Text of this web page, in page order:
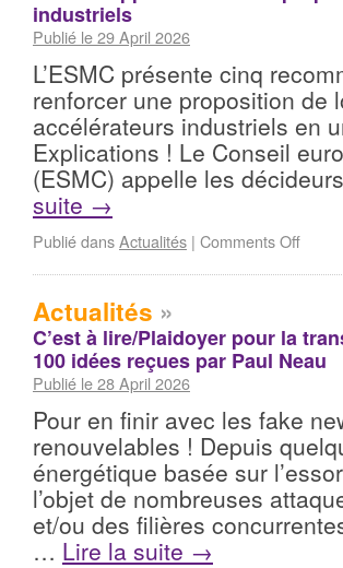
industriels
Publié le 29 April 2026
L’ESMC présente cinq
renforcer une proposition de
accélérateurs industriels en
Explications ! Le Conseil
(ESMC) appelle les
suite →
Publié dansActualités | Comments Off
Actualités »
C’est à lire/Plaidoyer pour la
100 idées reçues par Paul Neau
Publié le 28 April 2026
Pour en finir avec les fake
renouvelables ! Depuis
énergétique basée sur
l’objet de nombreuses
et/ou des filières
… Lire la suite →